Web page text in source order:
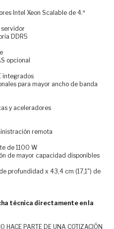
Intel Xeon Scalable de 4.ª
servidor
DDR5
opcional
integrados
para mayor ancho de banda
y aceleradores
remota
de 1100 W
de mayor capacidad disponibles
profundidad x 43,4 cm (17,1") de
técnica directamente en la
HACE PARTE DE UNA COTIZACIÓN